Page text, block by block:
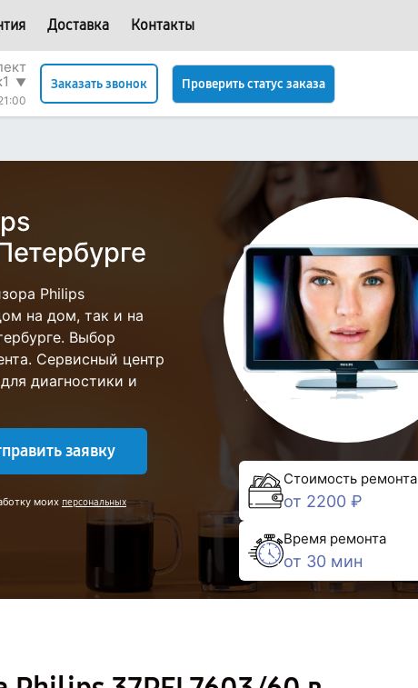
Доставка Контакты
▼
Заказать звонок Проверить статус заказа
Philips
на дом, так и на
Выбор
Сервисный центр
диагностики и
заявку
моих персональных
Стоимость ремонта
от 2200 ₽
Время ремонта
от 30 мин